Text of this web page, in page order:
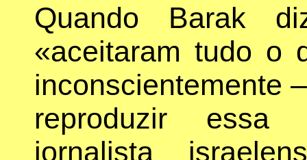
Quando Barak
«aceitaram tudo o
inconscientemente
reproduzir essa
jornalista